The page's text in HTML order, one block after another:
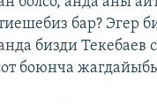
бар? Эгер
бизди Текебаев
боюнча